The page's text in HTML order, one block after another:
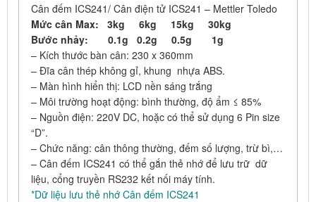
Cân đếm ICS241/ Cân điện tử ICS241 – Mettler Toledo
Mức cân Max: 3kg 6kg 15kg 30kg
Bước nhảy: 0.1g 0.2g 0.5g 1g
– Kích thước bàn cân: 230 x 360mm
– Đĩa cân thép không gỉ, khung nhựa ABS.
– Màn hình hiển thị: LCD nền sáng trắng
– Môi trường hoạt động: bình thường, độ ẩm ≤ 85%
– Nguồn điện: 220V DC, hoặc có thể sử dụng 6 Pin size
“D”.
– Chức năng: cân thông thường, đếm số lượng, trừ bì,…
– Cân đếm ICS241 có thể gắn thẻ nhớ để lưu trữ dữ
liệu, cổng truyền RS232 kết nối máy tính.
*Dữ liệu lưu thẻ nhớ Cân đếm ICS241